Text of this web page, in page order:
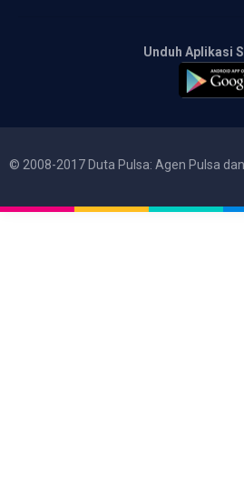
Unduh Aplikasi
© 2008-2017 Duta Pulsa: Agen Pulsa